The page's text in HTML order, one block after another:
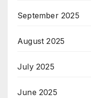
September 2025
August 2025
July 2025
June 2025